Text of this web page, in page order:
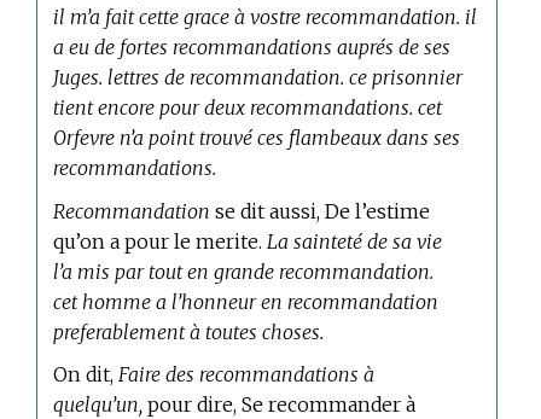
il m’a fait cette grace à vostre recommandation. il
a eu de fortes recommandations auprés de ses
Juges. lettres de recommandation. ce prisonnier
tient encore pour deux recommandations. cet
Orfevre n’a point trouvé ces flambeaux dans ses
recommandations.
Recommandation se dit aussi, De l’estime
qu’on a pour le merite. La sainteté de sa vie
l’a mis par tout en grande recommandation.
cet homme a l’honneur en recommandation
preferablement à toutes choses.
On dit,Faire des recommandations à
quelqu’un, pour dire, Se recommander à